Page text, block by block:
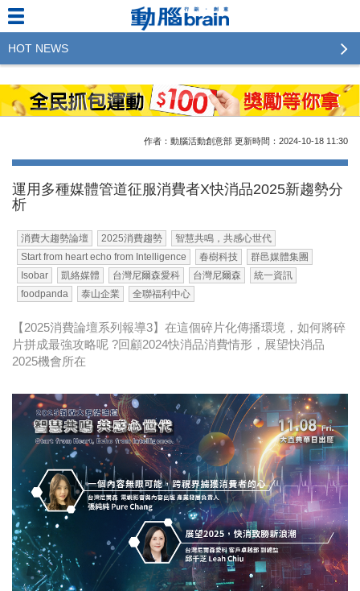
作者：動腦活動創意部 更新時間：2024-10-18 11:30
運用多種媒體管道征服消費者X快消品2025新趨勢分
析
消費大趨勢論壇 2025消費趨勢
智慧共鳴，共感心世代
Start from heart echo from Intelligence
春樹科技
群邑媒體集團
Isobar
凱絡媒體 台灣尼爾森愛科 台灣尼爾森
統一資訊
foodpanda
泰山企業 全聯福利中心
【2025消費論壇系列報導3】在這個碎片化傳播環境，如何將碎
片拼成最強攻略呢 ?回顧2024快消品消費情形，展望快消品
2025機會所在
HOT NEWS
2023行銷傳播傑出貢獻獎 啟動徵件！期許參賽作品
更創新及具影響力
2022行銷傳播傑出貢獻獎得獎名單揭曉，近400位行
LINE 推出「AI 肖像」新功能 體驗專業棚拍的高質
感美照
2023台灣民生快消品牌排行 14億次國民消費揭曉品
牌足跡贏家
CSD中衛營運長張德成：中衛跳脫框架 玩出口罩新
時尚
金獎的代價 牛恆泰：沒人知道我失去什麼！
台灣百事食品 注重品牌體驗創造差異化
黃麗萍：媒體代理商有幫客戶升級的責任！
牛恆泰：媒體產業蛻變關鍵期，數位轉型該怎麼
搞？（上）